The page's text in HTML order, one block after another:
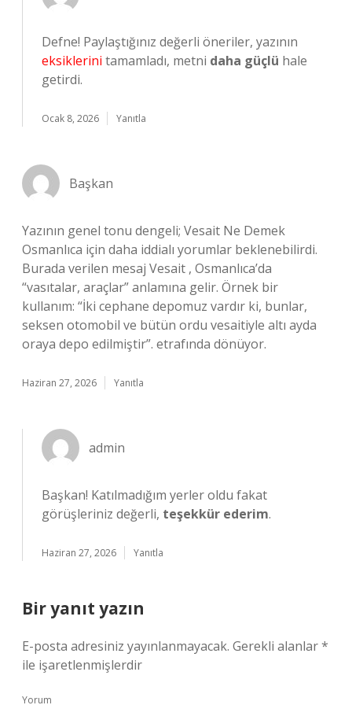
Defne! Paylaştığınız değerli öneriler, yazının
eksiklerini tamamladı, metni daha güçlü hale
getirdi.
Ocak 8, 2026 Yanıtla
Başkan
Yazının genel tonu dengeli; Vesait Ne Demek
Osmanlıca için daha iddialı yorumlar beklenebilirdi.
Burada verilen mesaj Vesait , Osmanlıca’da
“vasıtalar, araçlar” anlamına gelir. Örnek bir
kullanım: “İki cephane depomuz vardır ki, bunlar,
seksen otomobil ve bütün ordu vesaitiyle altı ayda
oraya depo edilmiştir”. etrafında dönüyor.
Haziran 27, 2026 Yanıtla
admin
Başkan! Katılmadığım yerler oldu fakat
görüşleriniz değerli, teşekkür ederim.
Haziran 27, 2026 Yanıtla
Bir yanıt yazın
E-posta adresiniz yayınlanmayacak. Gerekli alanlar*
ile işaretlenmişlerdir
Yorum